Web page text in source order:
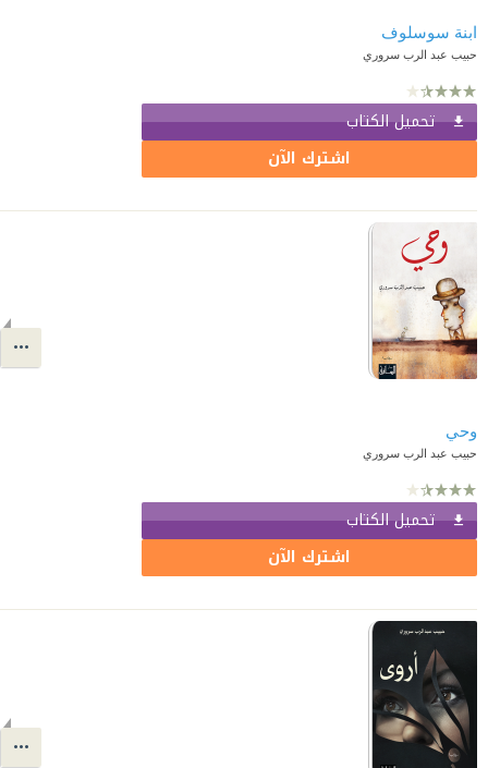
ابنة سوسلوف
حبيب عبد الرب سروري
تحميل الكتاب
اشترك الآن
وحي
حبيب عبد الرب سروري
تحميل الكتاب
اشترك الآن